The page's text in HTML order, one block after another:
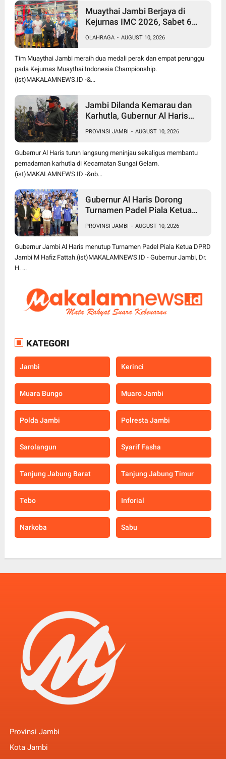
Muaythai Jambi Berjaya di
Kejurnas IMC 2026, Sabet 6
Nasional
OLAHRAGA - AUGUST 10, 2026
Tim Muaythai Jambi meraih dua medali perak dan empat perunggu
pada Kejurnas Muaythai Indonesia Championship.
(ist)MAKALAMNEWS.ID -&...
Jambi Dilanda Kemarau dan
Karhutla, Gubernur Al Haris
PROVINSI JAMBI - AUGUST 10, 2026
Gubernur Al Haris turun langsung meninjau sekaligus membantu
pemadaman karhutla di Kecamatan Sungai Gelam.
(ist)MAKALAMNEWS.ID -&nb...
Gubernur Al Haris Dorong
Turnamen Padel Piala Ketua
Berkelanjutan dan Lebih Besar
PROVINSI JAMBI - AUGUST 10, 2026
Gubernur Jambi Al Haris menutup Turnamen Padel Piala Ketua DPRD
Jambi M Hafiz Fattah.(ist)MAKALAMNEWS.ID - Gubernur Jambi, Dr.
H. ...
KATEGORI
Jambi Kerinci
Muara Bungo Muaro Jambi
Polda Jambi Polresta Jambi
Sarolangun Syarif Fasha
Tanjung Jabung Barat Tanjung Jabung Timur
Tebo Inforial
Narkoba Sabu
Provinsi Jambi
Kota Jambi